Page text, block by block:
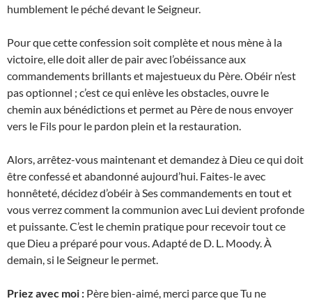
humblement le péché devant le Seigneur.
Pour que cette confession soit complète et nous mène à la
victoire, elle doit aller de pair avec l’obéissance aux
commandements brillants et majestueux du Père. Obéir n’est
pas optionnel ; c’est ce qui enlève les obstacles, ouvre le
chemin aux bénédictions et permet au Père de nous envoyer
vers le Fils pour le pardon plein et la restauration.
Alors, arrêtez-vous maintenant et demandez à Dieu ce qui doit
être confessé et abandonné aujourd’hui. Faites-le avec
honnêteté, décidez d’obéir à Ses commandements en tout et
vous verrez comment la communion avec Lui devient profonde
et puissante. C’est le chemin pratique pour recevoir tout ce
que Dieu a préparé pour vous. Adapté de D. L. Moody. À
demain, si le Seigneur le permet.
Priez avec moi : Père bien-aimé, merci parce que Tu ne